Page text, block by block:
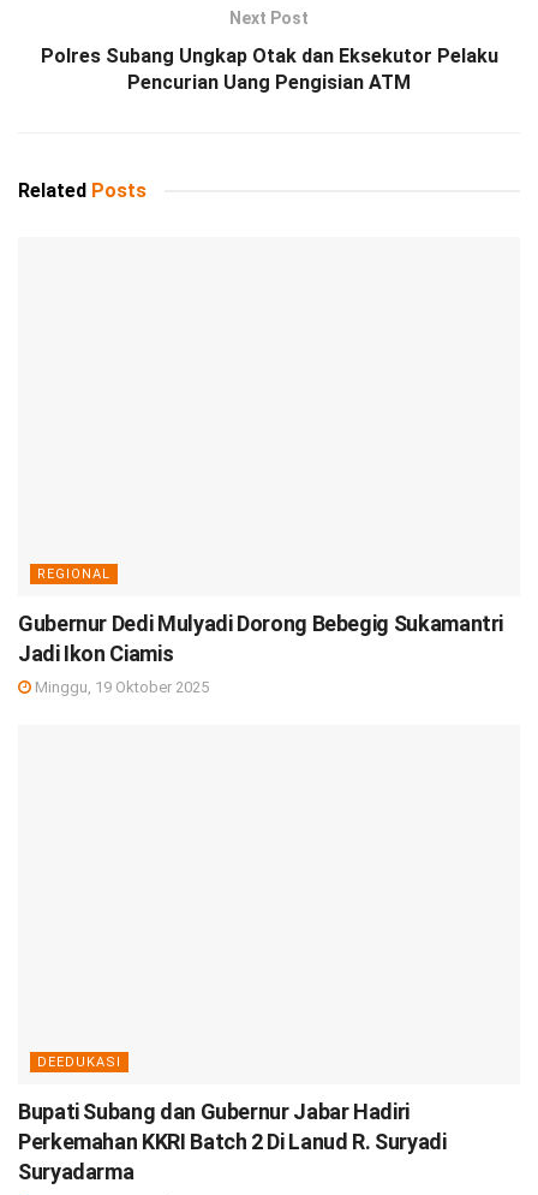
Next Post
Polres Subang Ungkap Otak dan Eksekutor Pelaku
Pencurian Uang Pengisian ATM
Related Posts
REGIONAL
Gubernur Dedi Mulyadi Dorong Bebegig Sukamantri
Jadi Ikon Ciamis
Minggu, 19 Oktober 2025
DEEDUKASI
Bupati Subang dan Gubernur Jabar Hadiri
Perkemahan KKRI Batch 2 Di Lanud R. Suryadi
Suryadarma